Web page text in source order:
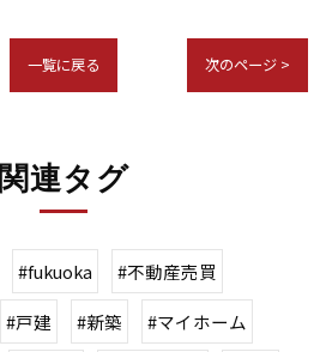
一覧に戻る 次のページ >
関連タグ
#fukuoka
#不動産売買
#戸建 #新築
#マイホーム